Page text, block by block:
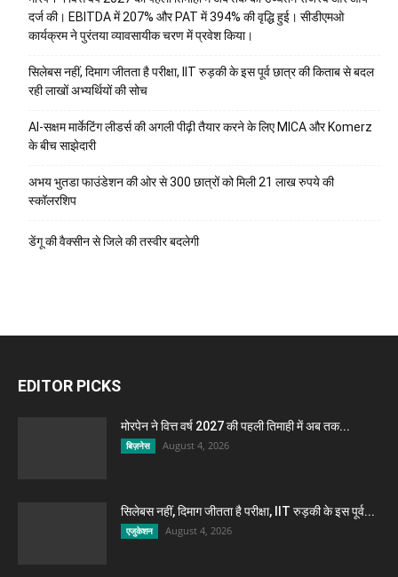
दर्ज की। EBITDA में 207% और PAT में 394% की वृद्धि हुई। सीडीएमओ
कार्यक्रम ने पुरंतया व्यावसायीक चरण में प्रवेश किया।
सिलेबस नहीं, दिमाग जीतता है परीक्षा, IIT रुड़की के इस पूर्व छात्र की किताब से बदल
रही लाखों अभ्यर्थियों की सोच
AI-सक्षम मार्केटिंग लीडर्स की अगली पीढ़ी तैयार करने के लिए MICA और Komerz
के बीच साझेदारी
अभय भुतडा फाउंडेशन की ओर से 300 छात्रों को मिली 21 लाख रुपये की
स्कॉलरशिप
डेंगू की वैक्सीन से जिले की तस्वीर बदलेगी
EDITOR PICKS
मोरपेन ने वित्त वर्ष 2027 की पहली तिमाही में अब तक...
बिज़नेस August 4, 2026
सिलेबस नहीं, दिमाग जीतता है परीक्षा, IIT रुड़की के इस पूर्व...
एजुकेशन August 4, 2026